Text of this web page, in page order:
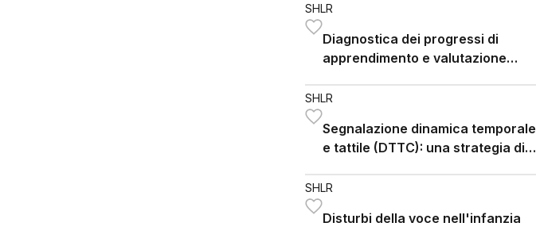
SHLR
Diagnostica dei progressi di
apprendimento e valutazione
SHLR
Segnalazione dinamica temporale
e tattile (DTTC): una strategia di
linguaggio
SHLR
Disturbi della voce nell'infanzia